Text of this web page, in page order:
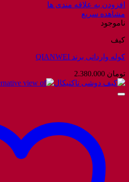
افزودن به علاقه مندی ها
مشاهده سریع
ناموجود
کیف
کوله وارداتی برند QIANWEI
تومان